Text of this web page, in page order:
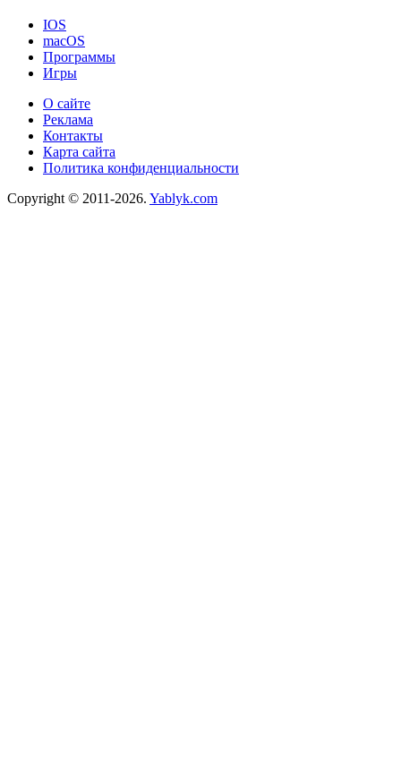
IOS
macOS
Программы
Игры
О сайте
Реклама
Контакты
Карта сайта
Политика конфиденциальности
Copyright © 2011-2026. Yablyk.сom